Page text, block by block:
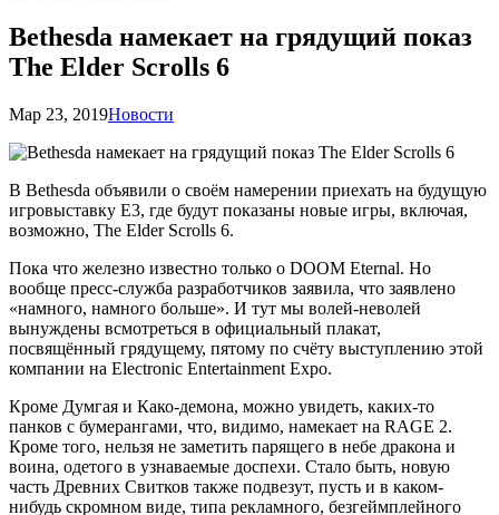
Bethesda намекает на грядущий показ
The Elder Scrolls 6
Мар 23, 2019Новости
В Bethesda объявили о своём намерении приехать на будущую
игровыставку Е3, где будут показаны новые игры, включая,
возможно, The Elder Scrolls 6.
Пока что железно известно только о DOOM Eternal. Но
вообще пресс-служба разработчиков заявила, что заявлено
«намного, намного больше». И тут мы волей-неволей
вынуждены всмотреться в официальный плакат,
посвящённый грядущему, пятому по счёту выступлению этой
компании на Electronic Entertainment Expo.
Кроме Думгая и Како-демона, можно увидеть, каких-то
панков с бумерангами, что, видимо, намекает на RAGE 2.
Кроме того, нельзя не заметить парящего в небе дракона и
воина, одетого в узнаваемые доспехи. Стало быть, новую
часть Древних Свитков также подвезут, пусть и в каком-
нибудь скромном виде, типа рекламного, безгеймплейного